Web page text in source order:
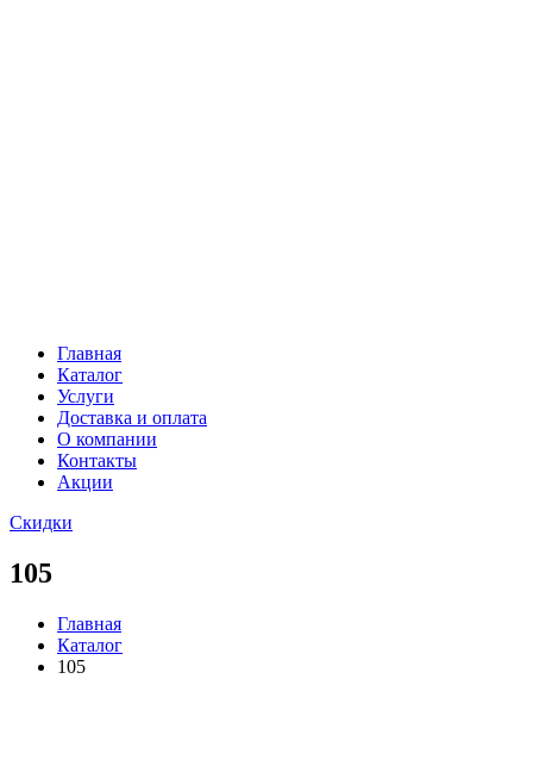
Главная
Каталог
Услуги
Доставка и оплата
О компании
Контакты
Акции
Скидки
105
Главная
Каталог
105